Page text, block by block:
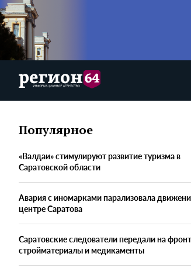
Популярное
«Валдаи» стимулируют развитие туризма в
Саратовской области
Авария с иномарками парализовала
центре Саратова
Саратовские следователи передали на фронт
стройматериалы и медикаменты